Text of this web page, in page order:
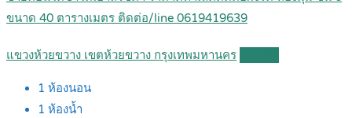
ขนาด 40 ตารางเมตร ติดต่อ/line 0619419639
แขวงห้วยขวาง เขตห้วยขวาง กรุงเทพมหานคร
1 ห้องนอน
1 ห้องน้ำ